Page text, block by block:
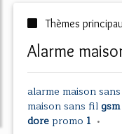
Thèmes
alarme
alarme maison
maison sans filgsm
dore promo 1 •